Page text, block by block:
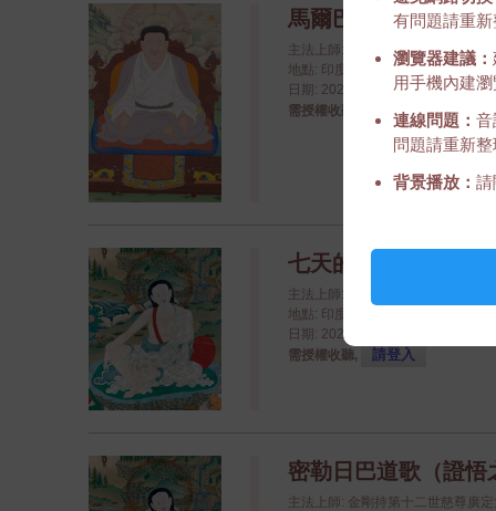
馬爾巴之道歌
主法上師: 金剛持第十二世慈尊廣
地點: 印度喜瑪洽爾邦八蚌智慧林
日期: 2024/11/04 - 2024/11/09
需授權收聽,
請登入
七天的密勒日巴閉關
主法上師: 八蚌智慧林資深喇嘛
地點: 印度喜瑪洽爾邦八蚌智慧林
日期: 2023/11/27 - 2023/12/03
需授權收聽,
請登入
密勒日巴道歌（證悟
主法上師: 金剛持第十二世慈尊廣
有問題請重
瀏覽器建議：
用手機內建
連線問題： 音
問題請重新
背景播放： 請